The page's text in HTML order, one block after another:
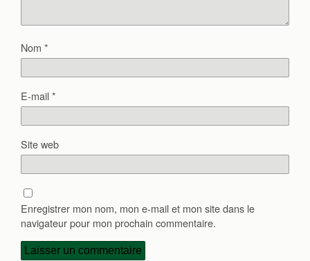
Nom *
E-mail*
Site web
Enregistrer mon nom, mon e-mail et mon site dans le
navigateur pour mon prochain commentaire.